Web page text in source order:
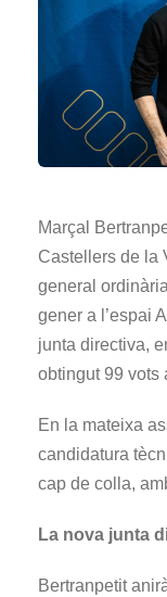
Marçal
Castellers de la
general
gener a l’espai
junta directiva,
obtingut 99 vots
En la mateixa
candidatura
cap de colla,
La nova junta
Bertranpetit